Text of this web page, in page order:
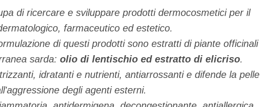
di ricercare e sviluppare prodotti dermocosmetici per il
farmaceutico ed estetico.
di questi prodotti sono estratti di piante officinali
sarda: olio di lentischio ed estratto di elicriso.
idratanti e nutrienti, antiarrossanti e difende la pelle
degli agenti esterni.